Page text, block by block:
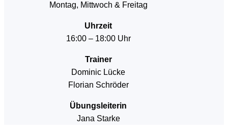
Montag, Mittwoch & Freitag
Uhrzeit
16:00 – 18:00 Uhr
Trainer
Dominic Lücke
Florian Schröder
Übungsleiterin
Jana Starke